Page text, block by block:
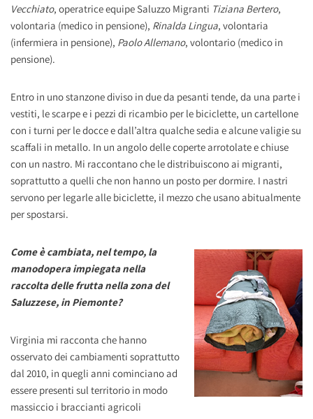
Vecchiato, operatrice equipe Saluzzo Migranti Tiziana Bertero,
volontaria (medico in pensione), Rinalda Lingua, volontaria
(infermiera in pensione), Paolo Allemano, volontario (medico in
pensione).
Entro in uno stanzone diviso in due da pesanti tende, da una parte i
vestiti, le scarpe e i pezzi di ricambio per le biciclette, un cartellone
con i turni per le docce e dall’altra qualche sedia e alcune valigie su
scaffali in metallo. In un angolo delle coperte arrotolate e chiuse
con un nastro. Mi raccontano che le distribuiscono ai migranti,
soprattutto a quelli che non hanno un posto per dormire. I nastri
servono per legarle alle biciclette, il mezzo che usano abitualmente
per spostarsi.
Come è cambiata, nel tempo, la
manodopera impiegata nella
raccolta delle frutta nella zona del
Saluzzese, in Piemonte?
Virginia mi racconta che hanno
osservato dei cambiamenti soprattutto
dal 2010, in quegli anni cominciano ad
essere presenti sul territorio in modo
massiccio i braccianti agricoli